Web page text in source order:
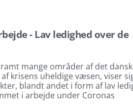
- Lav ledighed over de
mange områder af det
krisens uheldige væsen, viser
blandt andet i form af lav
i arbejde under Coronas